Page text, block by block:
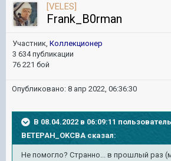
[VELES]
Frank_B0rman
Участник, Коллекционер
3 634 публикации
76 221 бой
Опубликовано: 8 апр 2022, 06:36:30
В 08.04.2022 в 06:09:11 пользователь
BETEPAH_OKCBAсказал:
Не помогло? Странно... в прошлый раз